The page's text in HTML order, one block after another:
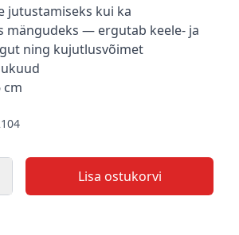
jutustamiseks kui ka
mängudeks — ergutab keele- ja
ning kujutlusvõimet
cm
Lisa ostukorvi